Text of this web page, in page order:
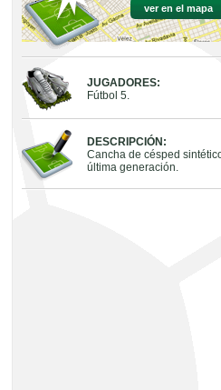
ver en el mapa
JUGADORES:
Fútbol 5.
DESCRIPCIÓN:
Cancha de césped
última generación.